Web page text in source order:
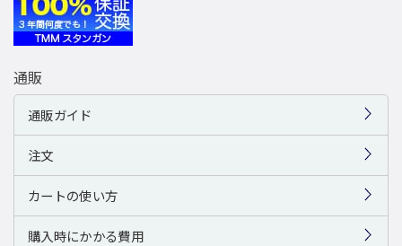
通販
通販ガイド
注文
カートの使い方
購入時にかかる費用